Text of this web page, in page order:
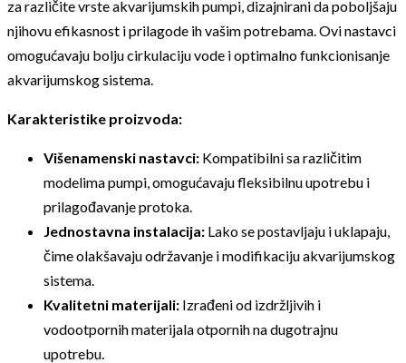
za različite vrste akvarijumskih pumpi, dizajnirani da poboljšaju
njihovu efikasnost i prilagode ih vašim potrebama. Ovi nastavci
omogućavaju bolju cirkulaciju vode i optimalno funkcionisanje
akvarijumskog sistema.
Karakteristike proizvoda:
Višenamenski nastavci: Kompatibilni sa različitim
modelima pumpi, omogućavaju fleksibilnu upotrebu i
prilagođavanje protoka.
Jednostavna instalacija: Lako se postavljaju i uklapaju,
čime olakšavaju održavanje i modifikaciju akvarijumskog
sistema.
Kvalitetni materijali: Izrađeni od izdržljivih i
vodootpornih materijala otpornih na dugotrajnu
upotrebu.